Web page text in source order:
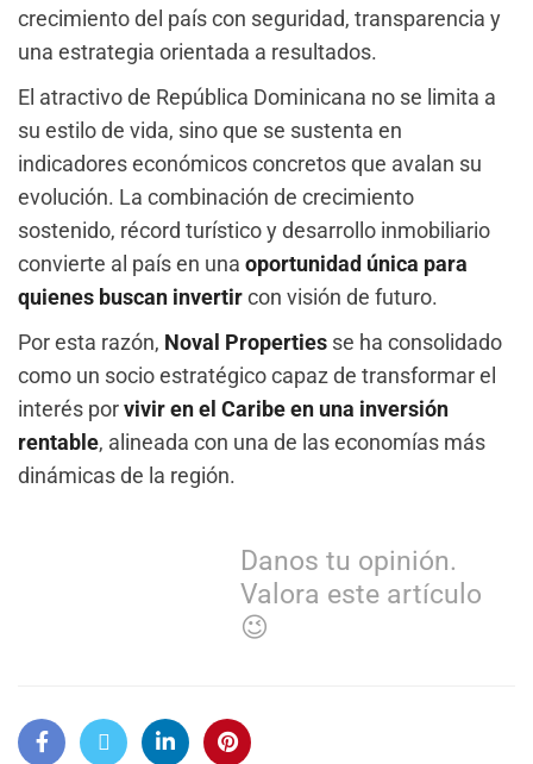
crecimiento del país con seguridad, transparencia y
una estrategia orientada a resultados.
El atractivo de República Dominicana no se limita a
su estilo de vida, sino que se sustenta en
indicadores económicos concretos que avalan su
evolución. La combinación de crecimiento
sostenido, récord turístico y desarrollo inmobiliario
convierte al país en una oportunidad única para
quienes buscan invertircon visión de futuro.
Por esta razón, Noval Properties se ha consolidado
como un socio estratégico capaz de transformar el
interés porvivir en el Caribe en una inversión
rentable, alineada con una de las economías más
dinámicas de la región.
Danos tu opinión.
Valora este artículo
😉